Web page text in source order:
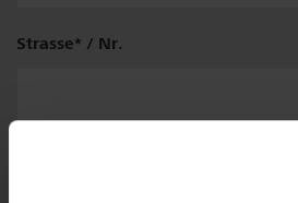
Institut
Strasse / Nr.